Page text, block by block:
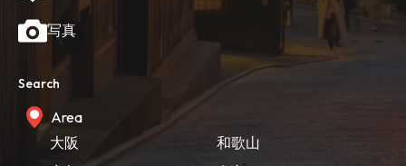
写真
Search
Area
大阪
和歌山